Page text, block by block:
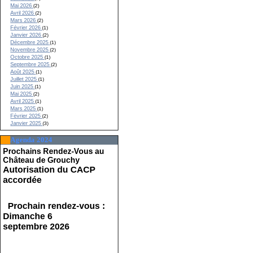
Mai 2026(2)
Avril 2026(2)
Mars 2026(2)
Février 2026(1)
Janvier 2026(2)
Décembre 2025(1)
Novembre 2025(2)
Octobre 2025(1)
Septembre 2025(2)
Août 2025(1)
Juillet 2025(1)
Juin 2025(1)
Mai 2025(2)
Avril 2025(1)
Mars 2025(1)
Février 2025(2)
Janvier 2025(3)
Agenda 2024
Prochains Rendez-Vous au
Château de Grouchy
Autorisation du CACP
accordée
Prochain rendez-vous :
Dimanche 6
septembre 2026